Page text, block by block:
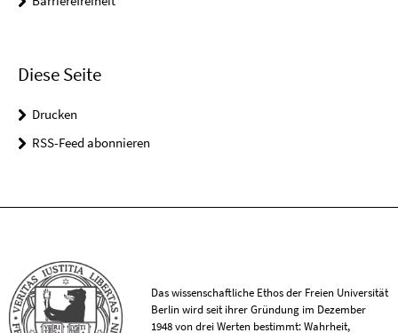
Diese Seite
Drucken
RSS-Feed abonnieren
Das wissenschaftliche Ethos der Freien Universität
Berlin wird seit ihrer Gründung im Dezember
1948 von drei Werten bestimmt: Wahrheit,